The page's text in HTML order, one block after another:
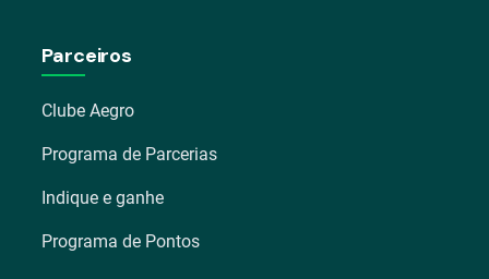
Parceiros
Clube Aegro
Programa de Parcerias
Indique e ganhe
Programa de Pontos